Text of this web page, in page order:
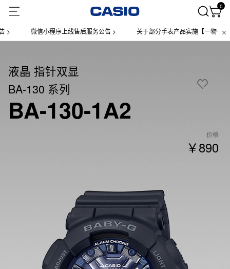
0
微信小程序上线售后服务公告 > 关于部分手表产品实施【一物一码】
液晶 指针双显
BA-130 系列
BA-130-1A2
价格
￥890